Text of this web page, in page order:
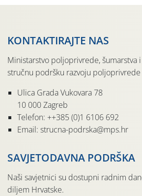
KONTAKTIRAJTE NAS
Ministarstvo poljoprivrede, šumarstva
stručnu podršku razvoju poljoprivrede
Ulica Grada Vukovara 78
10 000 Zagreb
Telefon: ++385 (0)1 6106 692
Email: strucna-podrska@mps.hr
SAVJETODAVNA PODRŠKA
Naši savjetnici su dostupni radnim
diljem Hrvatske.